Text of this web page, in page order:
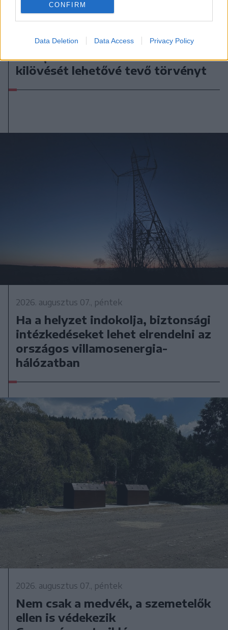
CONFIRM
Data Deletion Data Access Privacy Policy
2026. augusztus 07., péntek
Visszaküldte a parlamentnek
Nicușor Dan a közel 900 medve
kilövését lehetővé tevő törvényt
2026. augusztus 07., péntek
Ha a helyzet indokolja, biztonsági
intézkedéseket lehet elrendelni az
országos villamosenergia-
hálózatban
2026. augusztus 07., péntek
Nem csak a medvék, a szemetelők
ellen is védekezik